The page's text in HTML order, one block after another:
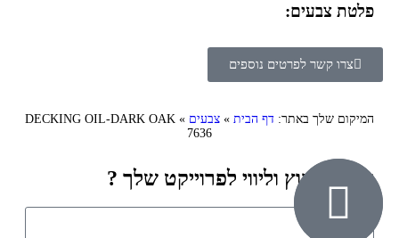
פלטת צבעים:
צרו קשר לפרטים נוספים
המיקום שלך באתר: דף הבית » צבעים »
DECKING OIL-DARK OAK
7636
זקוק לייעוץ וליווי לפרוייקט שלך ?